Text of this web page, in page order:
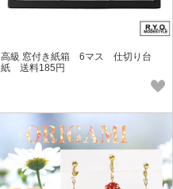
高級 窓付き紙箱 6マス 仕切り台
紙 送料185円